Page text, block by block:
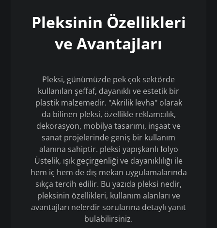
Pleksinin Özellikleri
ve Avantajları
Pleksi, günümüzde pek çok sektörde
kullanılan şeffaf, dayanıklı ve estetik bir
plastik malzemedir. "Akrilik levha" olarak
da bilinen pleksi, özellikle reklamcılık,
dekorasyon, mobilya tasarımı, inşaat ve
sanat projelerinde geniş bir kullanım
alanına sahiptir. pleksi yapışkanlı folyo
Üstelik, ışık geçirgenliği ve dayanıklılığı ile
hem iç hem de dış mekan uygulamalarında
sıkça tercih edilir. Bu yazıda pleksi nedir,
pleksinin özellikleri, kullanım alanları ve
avantajları nelerdir sorularına detaylı yanıt
bulabilirsiniz.